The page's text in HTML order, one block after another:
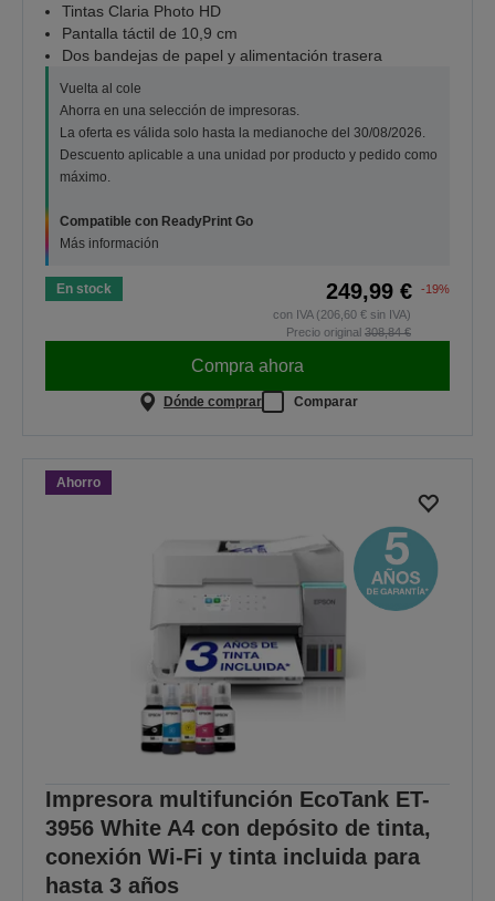
Tintas Claria Photo HD
Pantalla táctil de 10,9 cm
Dos bandejas de papel y alimentación trasera
Vuelta al cole
Ahorra en una selección de impresoras.
La oferta es válida solo hasta la medianoche del 30/08/2026.
Descuento aplicable a una unidad por producto y pedido como
máximo.
Compatible con ReadyPrint Go
Más información
En stock 249,99 €
-19%
con IVA (206,60 € sin IVA)
Precio original 308,84 €
Compra ahora
Dónde comprar Comparar
Ahorro
Impresora multifunción EcoTank ET-
3956 White A4 con depósito de tinta,
conexión Wi-Fi y tinta incluida para
hasta 3 años